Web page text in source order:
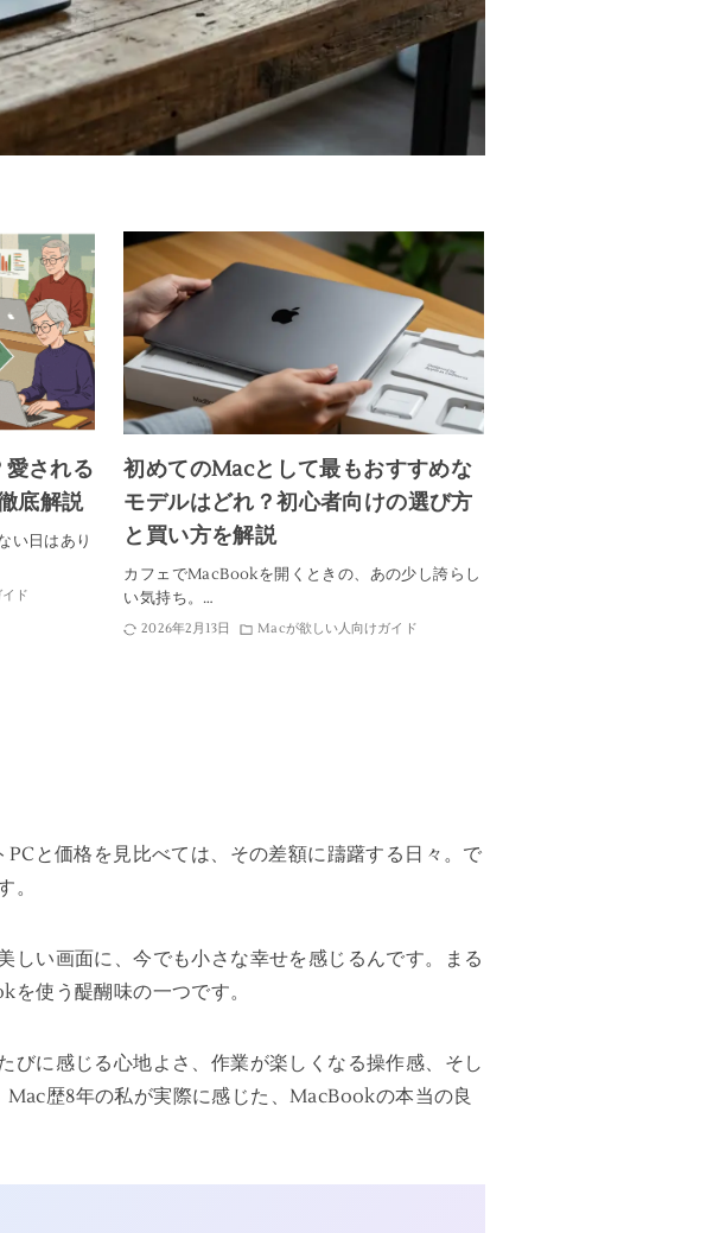
される
底解説
い日はあり
ド
初めてのMacとして最もおすすめな
モデルはどれ？初心者向けの選び方
と買い方を解説
カフェでMacBookを開くときの、あの少し誇らし
い気持ち。…
2026年2月13日 Macが欲しい人向けガイド
と価格を見比べては、その差額に躊躇する日々。で
。
い画面に、今でも小さな幸せを感じるんです。まる
使う醍醐味の一つです。
に感じる心地よさ、作業が楽しくなる操作感、そし
歴8年の私が実際に感じた、MacBookの本当の良